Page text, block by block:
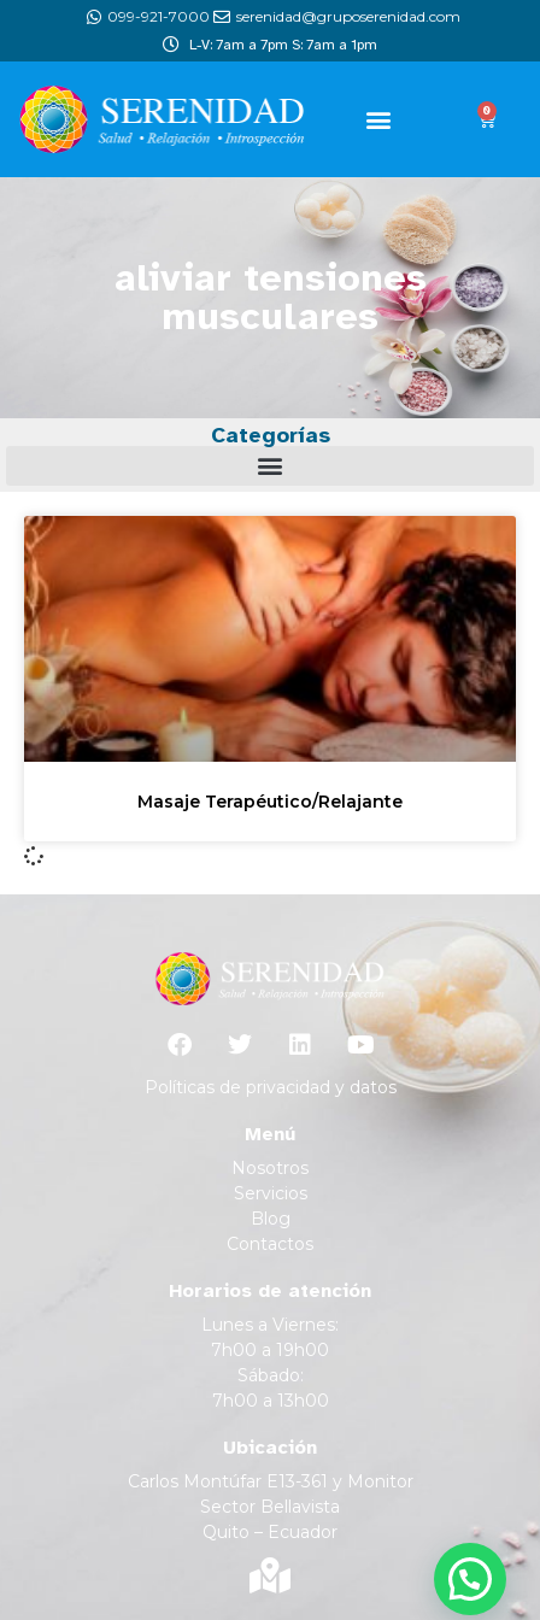
099-921-7000 serenidad@gruposerenidad.com
L-V: 7am a 7pm S: 7am a 1pm
0
aliviar tensiones
musculares
Categorías
Masaje Terapéutico/Relajante
Políticas de privacidad y datos
Menú
Nosotros
Servicios
Blog
Contactos
Horarios de atención
Lunes a Viernes:
7h00 a 19h00
Sábado:
7h00 a 13h00
Ubicación
Carlos Montúfar E13-361 y Monitor
Sector Bellavista
Quito – Ecuador